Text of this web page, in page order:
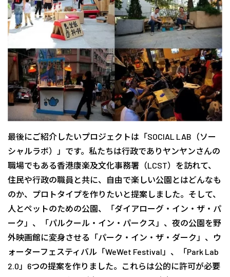
最後にご紹介したいプロジェクトは「SOCIAL LAB（ソー
シャルラボ）」です。私たちは行政でありヤンヤンさんの
職場でもある香港康楽及文化事務署（LCST）を訪れて、
住民や行政の職員と共に、自由で楽しい公園とはどんなも
のか、プロトタイプを作りたいと提案しました。そして、
人とペットのための公園、「ダイアローグ・イン・ザ・パ
ーク」、「パルクール・イン・パークス」、夜の公園を野
外映画館に変身させる「パーク・イン・ザ・ダーク」、ウ
ォーターフェスティバル「WeWet Festival」、「Park Lab
2.0」6つの提案を作りました。これらは公的に許可が必要